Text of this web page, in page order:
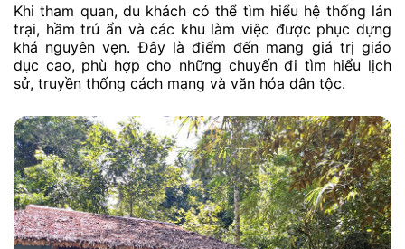
Khi tham quan, du khách có thể tìm hiểu hệ thống lán
trại, hầm trú ẩn và các khu làm việc được phục dựng
khá nguyên vẹn. Đây là điểm đến mang giá trị giáo
dục cao, phù hợp cho những chuyến đi tìm hiểu lịch
sử, truyền thống cách mạng và văn hóa dân tộc.